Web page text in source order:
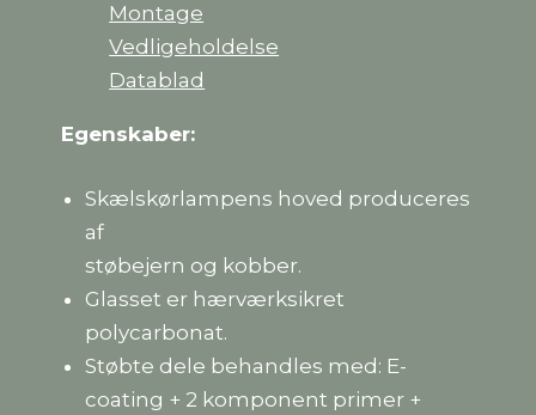
Montage
Vedligeholdelse
Datablad
Egenskaber:
Skælskørlampens hoved produceres
af
støbejern og kobber.
Glasset er hærværksikret
polycarbonat.
Støbte dele behandles med: E-
coating + 2 komponent primer +